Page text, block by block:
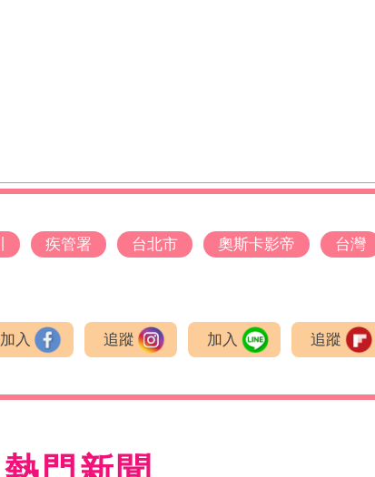
疾管署 台北市 奧斯卡影帝 台灣
加入 追蹤 加入 追蹤